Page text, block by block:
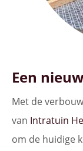
Een
Met de
van Intratuin
om de huidige